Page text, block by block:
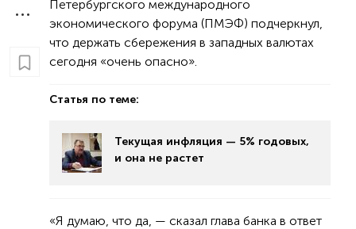
Петербургского международного
экономического форума (ПМЭФ) подчеркнул,
что держать сбережения в западных валютах
сегодня «очень опасно».
Статья по теме:
Текущая инфляция — 5% годовых,
и она не растет
«Я думаю, что да, — сказал глава банка в ответ